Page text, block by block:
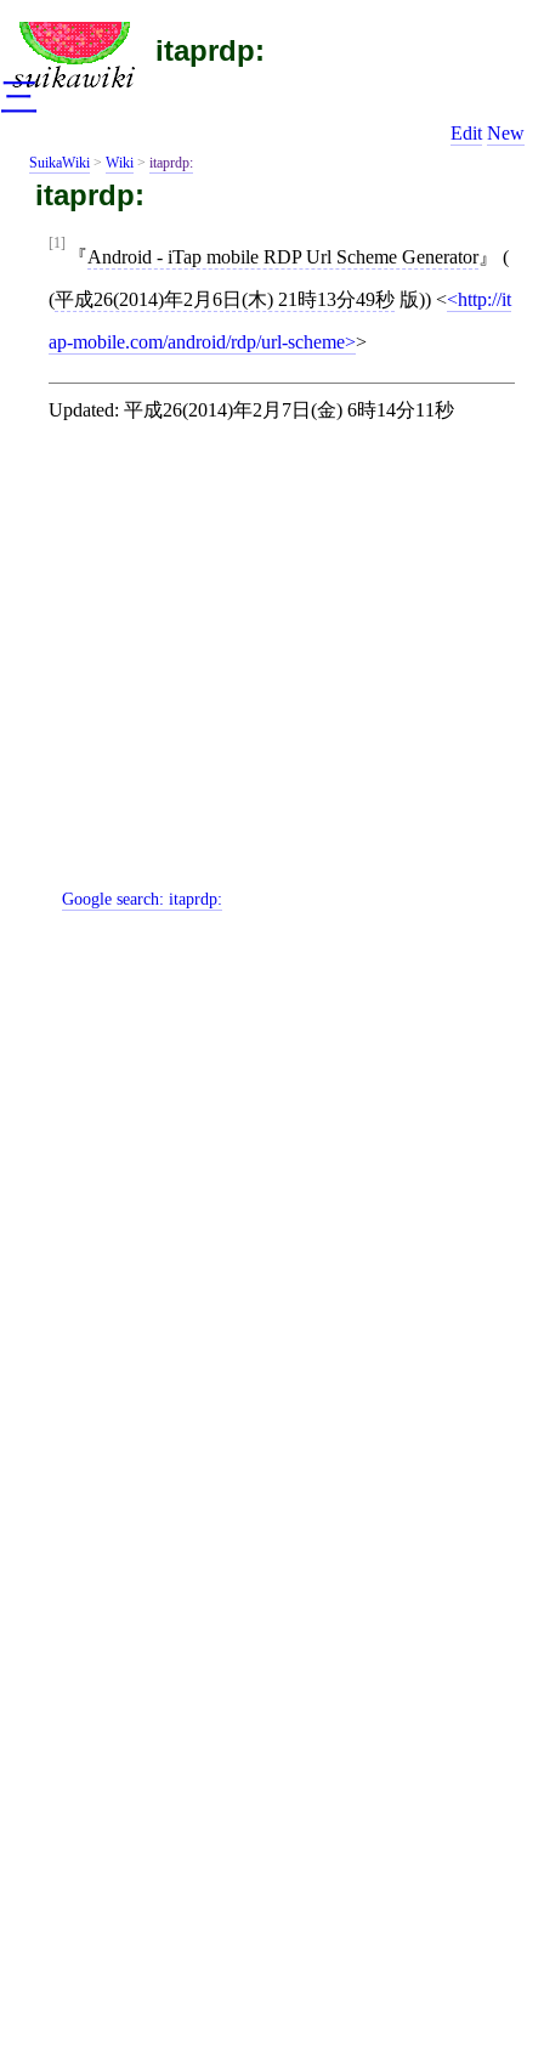
itaprdp:
Edit New
SuikaWiki > Wiki > itaprdp:
itaprdp:
[1]
Android - iTap mobile RDP Url Scheme Generator (
(平成26(2014)年2月6日(木) 21時13分49秒 版)) < http://it
ap-mobile.com/android/rdp/url-scheme >
Updated: 平成26(2014)年2月7日(金) 6時14分11秒
Google search:itaprdp:
三